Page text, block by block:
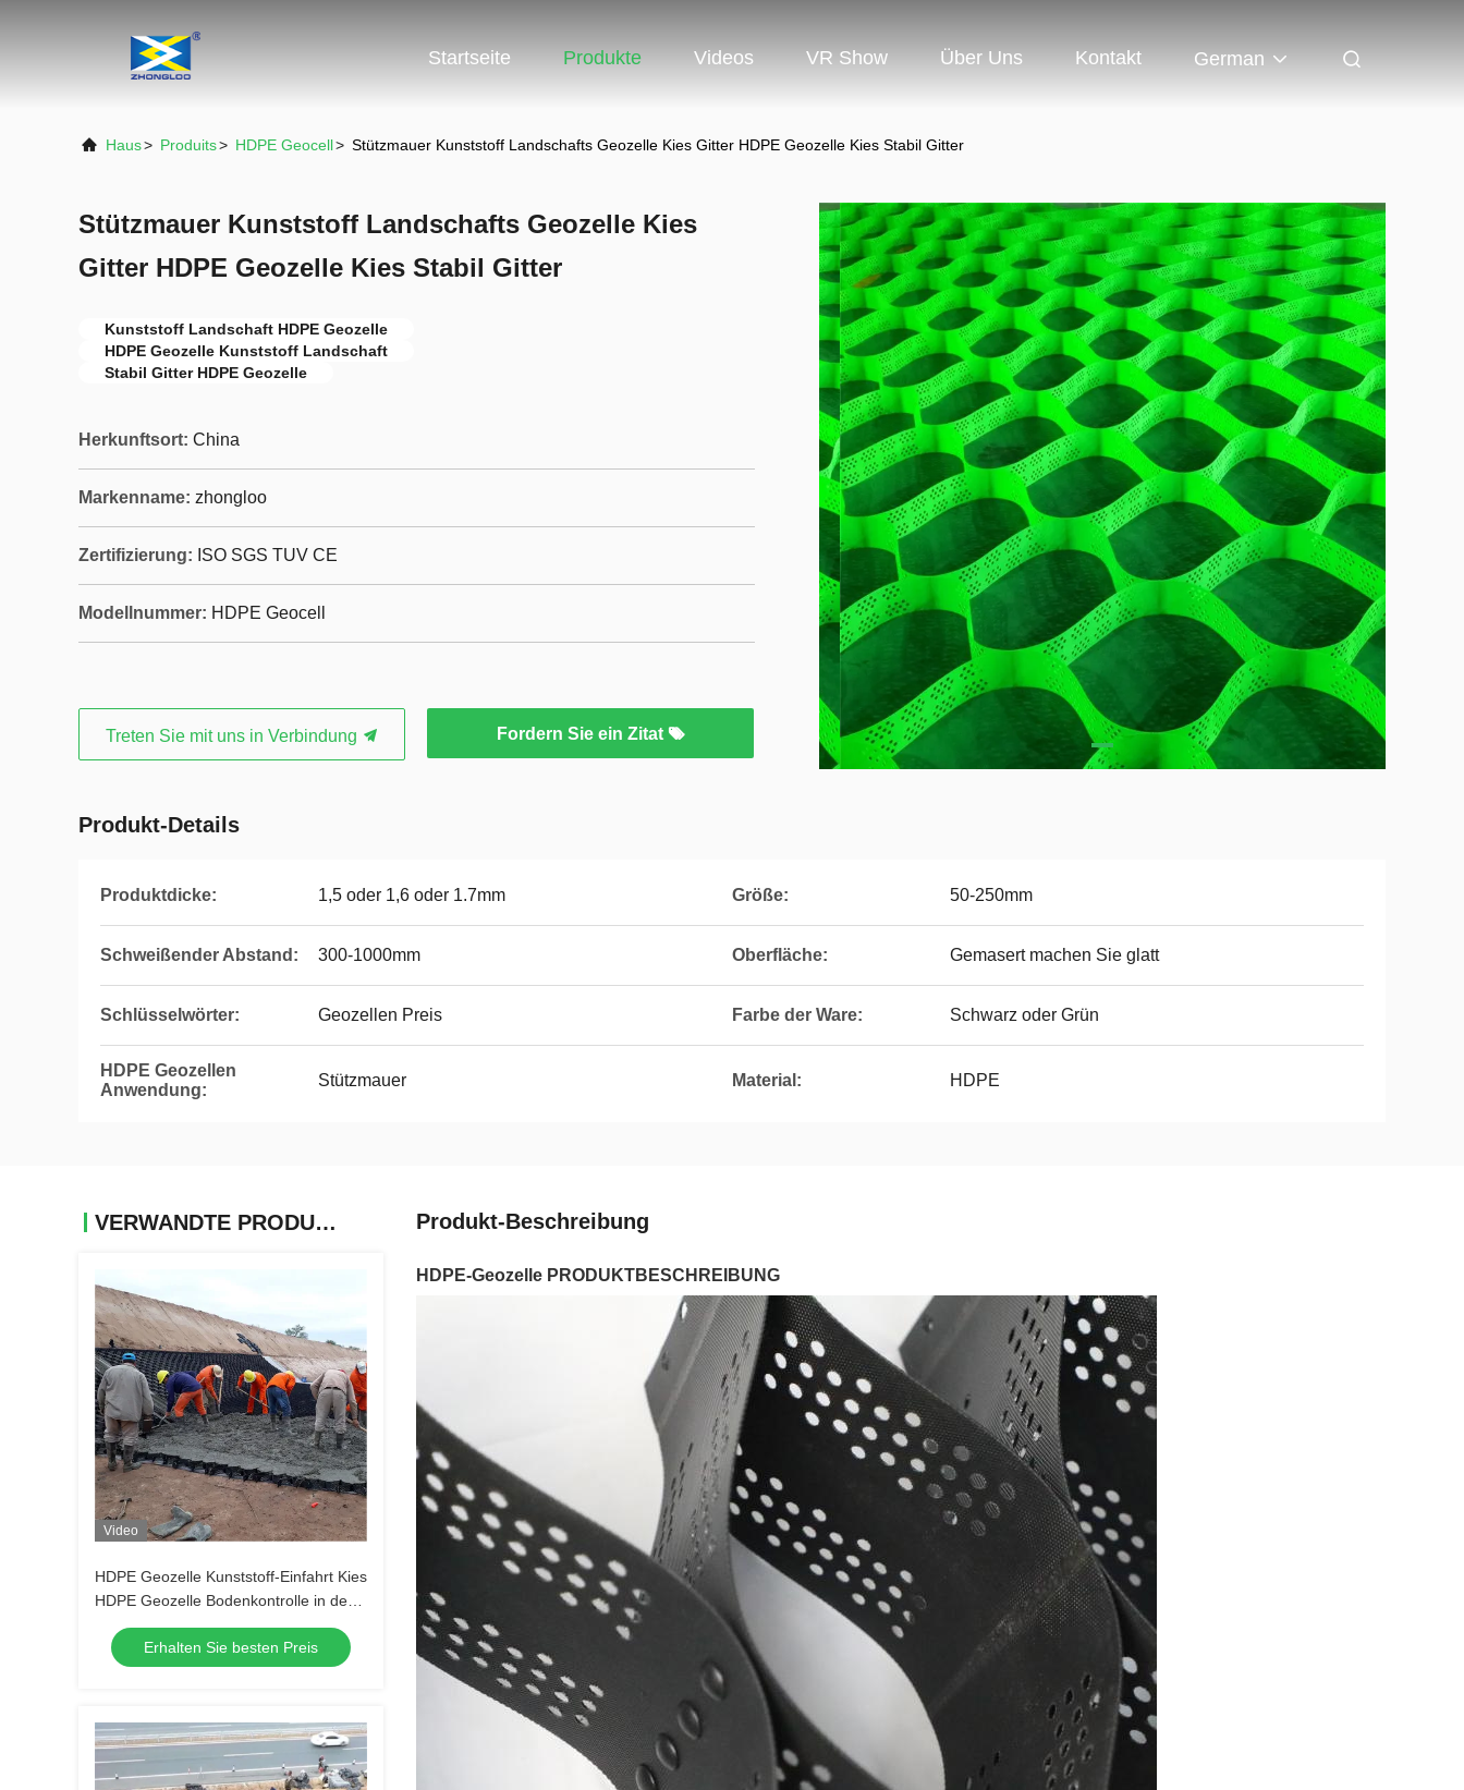
Startseite Produkte Videos VR Show Über Uns Kontakt German
Haus> Produits> HDPE Geocell> Stützmauer Kunststoff Landschafts Geozelle Kies Gitter HDPE Geozelle Kies Stabil Gitter
Stützmauer Kunststoff Landschafts Geozelle Kies
Gitter HDPE Geozelle Kies Stabil Gitter
Kunststoff Landschaft HDPE Geozelle
HDPE Geozelle Kunststoff Landschaft
Stabil Gitter HDPE Geozelle
Herkunftsort: China
Markenname: zhongloo
Zertifizierung: ISO SGS TUV CE
Modellnummer: HDPE Geocell
Treten Sie mit uns in Verbindung Fordern Sie ein Zitat
Produkt-Details
Produktdicke: 1,5 oder 1,6 oder 1.7mm Größe: 50-250mm
Schweißender Abstand: 300-1000mm Oberfläche: Gemasert machen Sie glatt
Schlüsselwörter: Geozellen Preis Farbe der Ware: Schwarz oder Grün
HDPE Geozellen
Anwendung:
Stützmauer Material: HDPE
VERWANDTE PRODUKTE
Video
HDPE Geozelle Kunststoff-Einfahrt Kies
HDPE Geozelle Bodenkontrolle in der
Straße zur Straßenverstärkung
Böschungsschutz Erosionsschutz Kies
Autobahn
Erhalten Sie besten Preis
Produkt-Beschreibung
HDPE-Geozelle PRODUKTBESCHREIBUNG